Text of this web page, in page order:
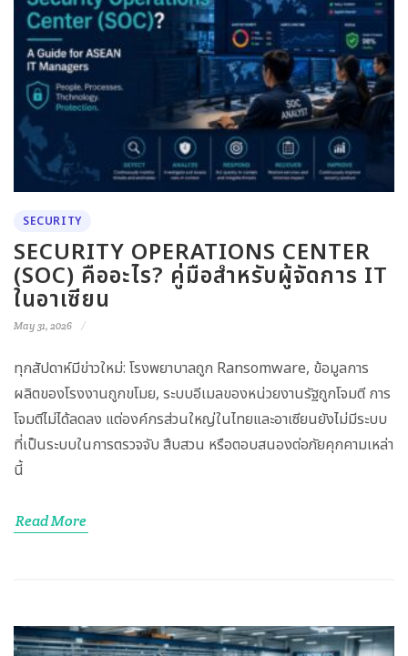
SECURITY
SECURITY OPERATIONS CENTER
(SOC) คืออะไร? คู่มือสำหรับผู้จัดการ IT
ในอาเซียน
May 31, 2026
ทุกสัปดาห์มีข่าวใหม่: โรงพยาบาลถูก Ransomware, ข้อมูลการ
ผลิตของโรงงานถูกขโมย, ระบบอีเมลของหน่วยงานรัฐถูกโจมตี การ
โจมตีไม่ได้ลดลง แต่องค์กรส่วนใหญ่ในไทยและอาเซียนยังไม่มีระบบ
ที่เป็นระบบในการตรวจจับ สืบสวน หรือตอบสนองต่อภัยคุกคามเหล่า
นี้
Read More